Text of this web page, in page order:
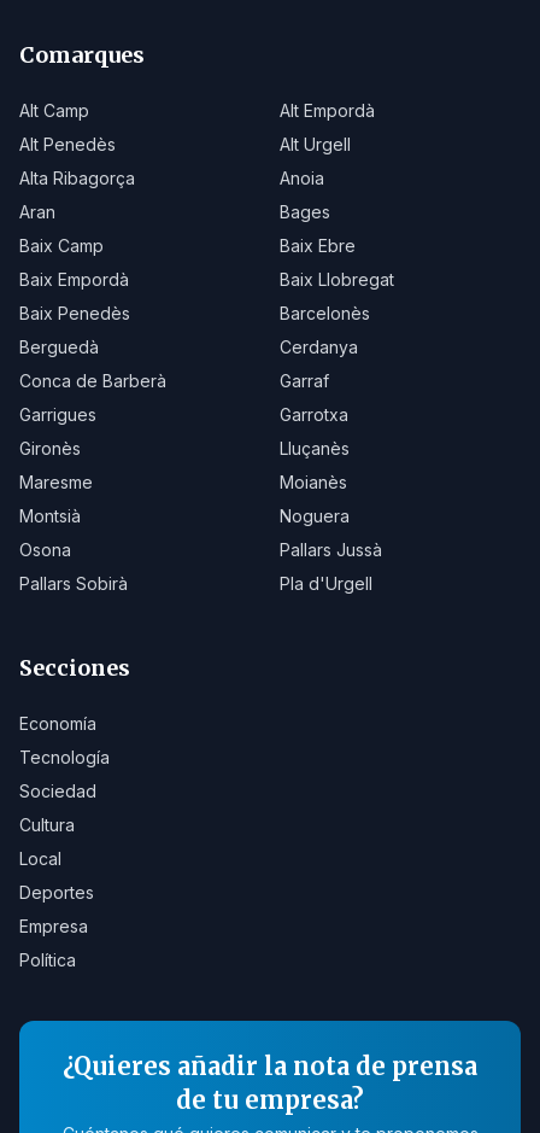
Comarques
Alt Camp
Alt Empordà
Alt Penedès
Alt Urgell
Alta Ribagorça
Anoia
Aran
Bages
Baix Camp
Baix Ebre
Baix Empordà
Baix Llobregat
Baix Penedès
Barcelonès
Berguedà
Cerdanya
Conca de Barberà
Garraf
Garrigues
Garrotxa
Gironès
Lluçanès
Maresme
Moianès
Montsià
Noguera
Osona
Pallars Jussà
Pallars Sobirà
Pla d'Urgell
Secciones
Economía
Tecnología
Sociedad
Cultura
Local
Deportes
Empresa
Política
¿Quieres añadir la nota de prensa
de tu empresa?